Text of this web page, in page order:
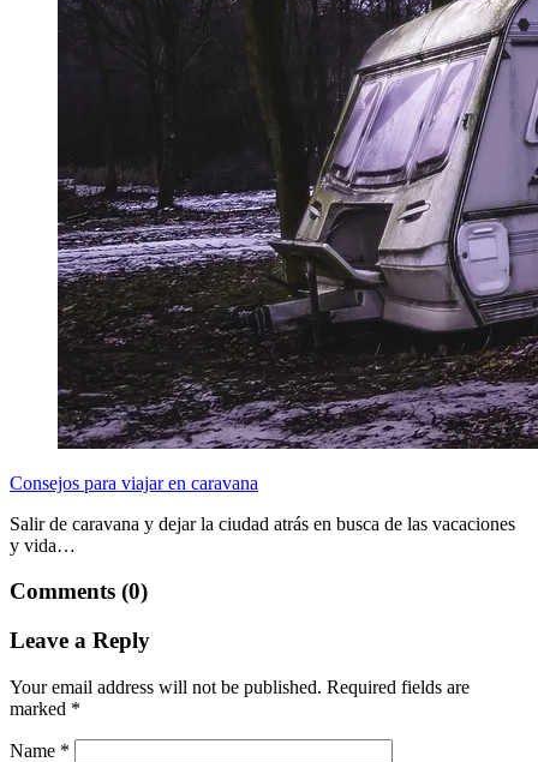
Consejos para viajar en caravana
Salir de caravana y dejar la ciudad atrás en busca de las vacaciones
y vida…
Comments (0)
Leave a Reply
Your email address will not be published. Required fields are
marked *
Name *